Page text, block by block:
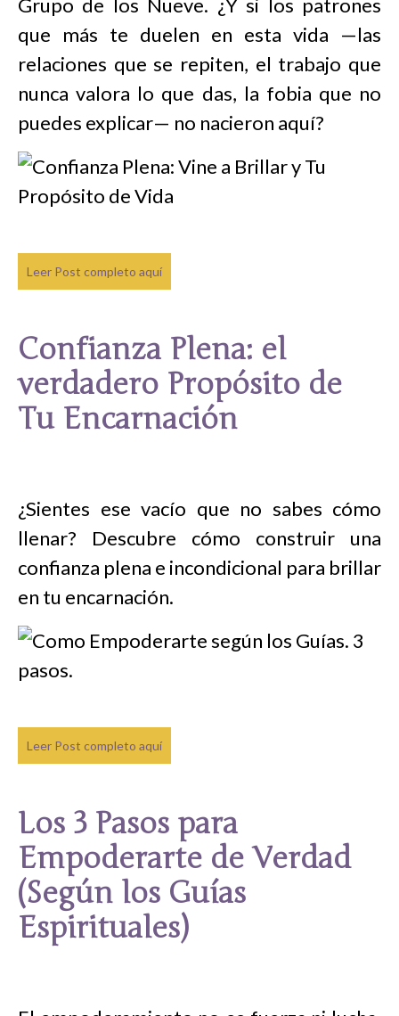
Grupo de los Nueve. ¿Y si los patrones
que más te duelen en esta vida —las
relaciones que se repiten, el trabajo que
nunca valora lo que das, la fobia que no
puedes explicar— no nacieron aquí?
Leer Post completo aquí
Confianza Plena: el
verdadero Propósito de
Tu Encarnación
¿Sientes ese vacío que no sabes cómo
llenar? Descubre cómo construir una
confianza plena e incondicional para brillar
en tu encarnación.
Leer Post completo aquí
Los 3 Pasos para
Empoderarte de Verdad
(Según los Guías
Espirituales)